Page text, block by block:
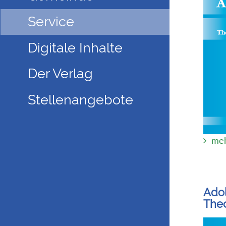
Service
Digitale Inhalte
Der Verlag
Stellenangebote